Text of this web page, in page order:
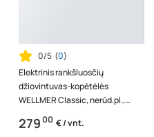
0/5 (0)
Elektrinis rankšluosčių
džiovintuvas-kopėtėlės
WELLMER Classic, nerūd.pl.,
1000-8, dešinė, 125W, 37312
27900 € / vnt.